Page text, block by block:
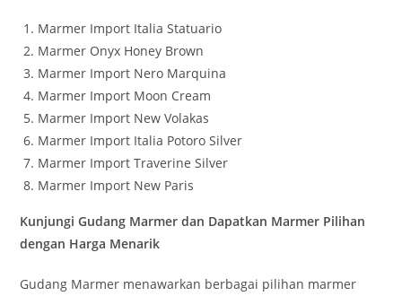
Marmer Import Italia Statuario
Marmer Onyx Honey Brown
Marmer Import Nero Marquina
Marmer Import Moon Cream
Marmer Import New Volakas
Marmer Import Italia Potoro Silver
Marmer Import Traverine Silver
Marmer Import New Paris
Kunjungi Gudang Marmer dan Dapatkan Marmer Pilihan
dengan Harga Menarik
Gudang Marmer menawarkan berbagai pilihan marmer